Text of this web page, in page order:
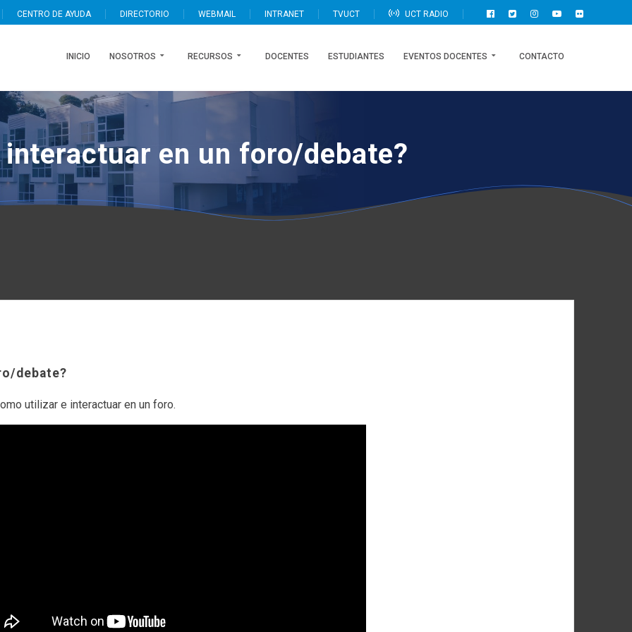
CENTRO DE AYUDA DIRECTORIO WEBMAIL INTRANET TVUCT UCT RADIO
INICIO NOSOTROS RECURSOS DOCENTES ESTUDIANTES EVENTOS DOCENTES CONTACTO
interactuar en un foro/debate?
debate?
utilizar e interactuar en un foro.